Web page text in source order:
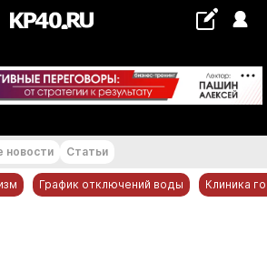
+16...+17 °С
новости Статьи
График отключений воды Клиника